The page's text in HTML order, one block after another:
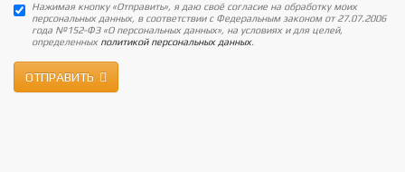
Нажимая кнопку «Отправить», я даю своё согласие на обработку моих
персональных данных, в соответствии с Федеральным законом от 27.07.2006
года №152-ФЗ «О персональных данных», на условиях и для целей,
определенных политикой персональных данных.
ОТПРАВИТЬ